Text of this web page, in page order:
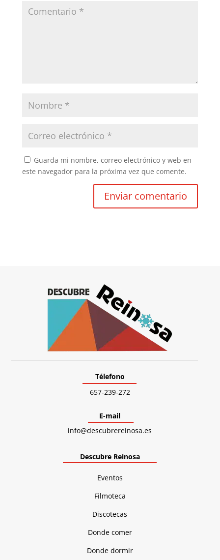
Guarda mi nombre, correo electrónico y web en
este navegador para la próxima vez que comente.
Télefono
657-239-272
E-mail
info@descubrereinosa.es
Descubre Reinosa
Eventos
Filmoteca
Discotecas
Donde comer
Donde dormir